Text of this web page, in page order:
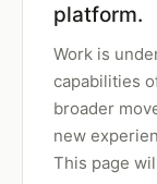
platform.
Work is
capabilities
broader
new
This page